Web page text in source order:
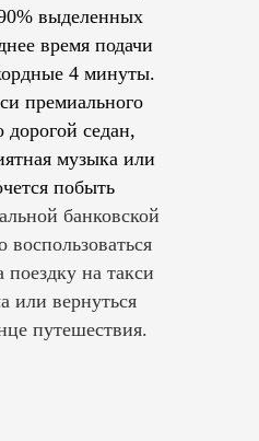
выделенных
время подачи
4 минуты.
премиального
дорогой седан,
музыка или
побыть
банковской
воспользоваться
на такси
или вернуться
путешествия.